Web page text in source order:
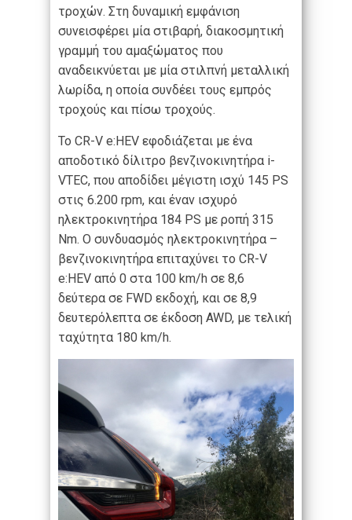
τροχών. Στη δυναμική εμφάνιση
συνεισφέρει μία στιβαρή, διακοσμητική
γραμμή του αμαξώματος που
αναδεικνύεται με μία στιλπνή μεταλλική
λωρίδα, η οποία συνδέει τους εμπρός
τροχούς και πίσω τροχούς.
Το CR-V e:HEV εφοδιάζεται με ένα
αποδοτικό δίλιτρο βενζινοκινητήρα i-
VTEC, που αποδίδει μέγιστη ισχύ 145 PS
στις 6.200 rpm, και έναν ισχυρό
ηλεκτροκινητήρα 184 PS με ροπή 315
Nm. Ο συνδυασμός ηλεκτροκινητήρα –
βενζινοκινητήρα επιταχύνει το CR-V
e:HEV από 0 στα 100 km/h σε 8,6
δεύτερα σε FWD εκδοχή, και σε 8,9
δευτερόλεπτα σε έκδοση AWD, με τελική
ταχύτητα 180 km/h.